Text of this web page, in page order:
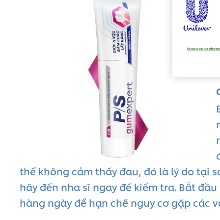
thể không cảm thấy đau, đó là lý do tại
hãy đến nha sĩ ngay để kiểm tra. Bắt
hàng ngày để hạn chế nguy cơ gặp các
Manage